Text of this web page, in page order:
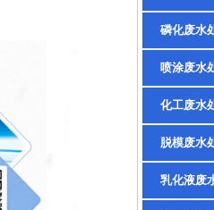
磷化废水
喷涂废水
化工废水
脱模废水
乳化液废